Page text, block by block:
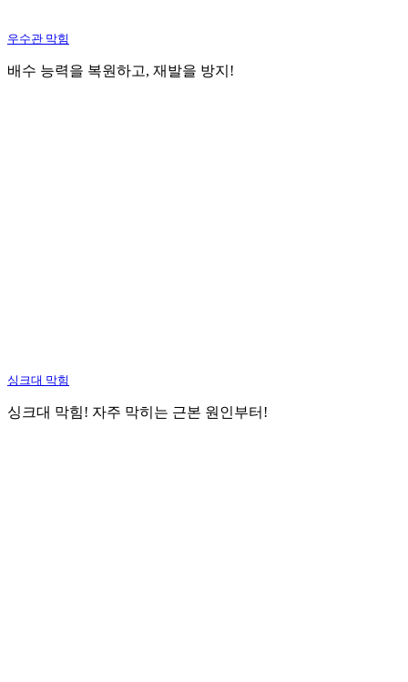
우수관 막힘
배수 능력을 복원하고, 재발을 방지!
싱크대 막힘
싱크대 막힘! 자주 막히는 근본 원인부터!